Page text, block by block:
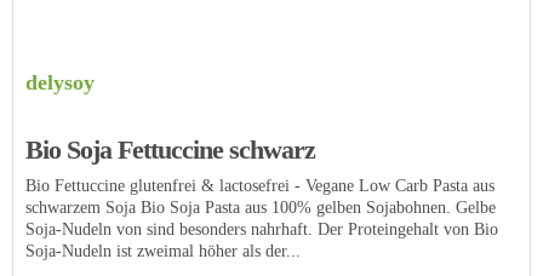
delysoy
Bio Soja Fettuccine schwarz
Bio Fettuccine glutenfrei & lactosefrei - Vegane Low Carb Pasta aus
schwarzem Soja Bio Soja Pasta aus 100% gelben Sojabohnen. Gelbe
Soja-Nudeln von sind besonders nahrhaft. Der Proteingehalt von Bio
Soja-Nudeln ist zweimal höher als der...